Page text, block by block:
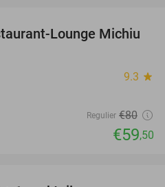
26%
Lounge Michiu
9.3 star
Regulier €80
€59,50